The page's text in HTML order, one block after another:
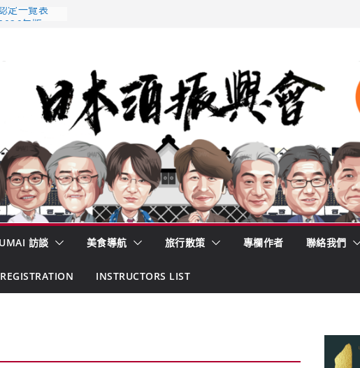
定一覽表
山形純米大
き上手
訪談 美食導航 旅行散策 專欄作者 聯絡我們
INSTRUCTORS LIST